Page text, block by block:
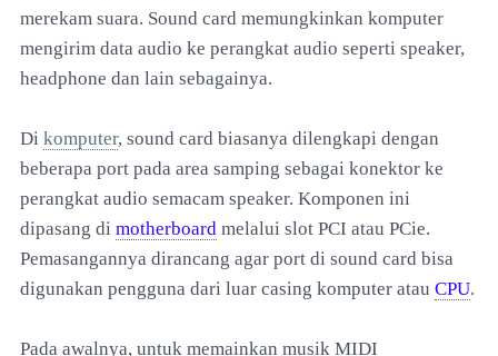
merekam suara. Sound card memungkinkan komputer
mengirim data audio ke perangkat audio seperti speaker,
headphone dan lain sebagainya.
Di komputer, sound card biasanya dilengkapi dengan
beberapa port pada area samping sebagai konektor ke
perangkat audio semacam speaker. Komponen ini
dipasang di motherboard melalui slot PCI atau PCie.
Pemasangannya dirancang agar port di sound card bisa
digunakan pengguna dari luar casing komputer atau CPU.
Pada awalnya, untuk memainkan musik MIDI